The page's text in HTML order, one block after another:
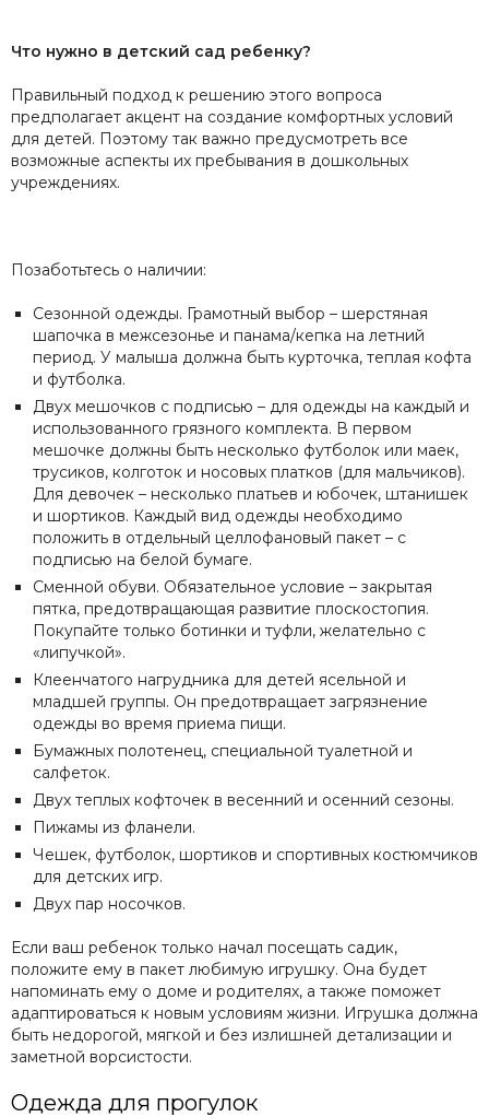
Что нужно в детский сад ребенку?
Правильный подход к решению этого вопроса
предполагает акцент на создание комфортных условий
для детей. Поэтому так важно предусмотреть все
возможные аспекты их пребывания в дошкольных
учреждениях.
Позаботьтесь о наличии:
Сезонной одежды. Грамотный выбор – шерстяная
шапочка в межсезонье и панама/кепка на летний
период. У малыша должна быть курточка, теплая кофта
и футболка.
Двух мешочков с подписью – для одежды на каждый и
использованного грязного комплекта. В первом
мешочке должны быть несколько футболок или маек,
трусиков, колготок и носовых платков (для мальчиков).
Для девочек – несколько платьев и юбочек, штанишек
и шортиков. Каждый вид одежды необходимо
положить в отдельный целлофановый пакет – с
подписью на белой бумаге.
Сменной обуви. Обязательное условие – закрытая
пятка, предотвращающая развитие плоскостопия.
Покупайте только ботинки и туфли, желательно с
«липучкой».
Клеенчатого нагрудника для детей ясельной и
младшей группы. Он предотвращает загрязнение
одежды во время приема пищи.
Бумажных полотенец, специальной туалетной и
салфеток.
Двух теплых кофточек в весенний и осенний сезоны.
Пижамы из фланели.
Чешек, футболок, шортиков и спортивных костюмчиков
для детских игр.
Двух пар носочков.
Если ваш ребенок только начал посещать садик,
положите ему в пакет любимую игрушку. Она будет
напоминать ему о доме и родителях, а также поможет
адаптироваться к новым условиям жизни. Игрушка должна
быть недорогой, мягкой и без излишней детализации и
заметной ворсистости.
Одежда для прогулок